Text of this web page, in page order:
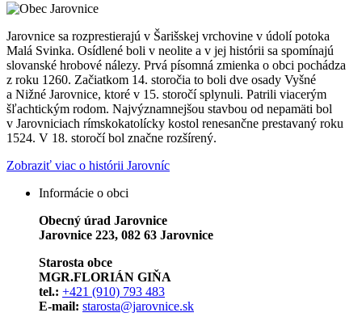
Jarovnice sa rozprestierajú v Šarišskej vrchovine v údolí potoka
Malá Svinka. Osídlené boli v neolite a v jej histórii sa spomínajú
slovanské hrobové nálezy. Prvá písomná zmienka o obci pochádza
z roku 1260. Začiatkom 14. storočia to boli dve osady Vyšné
a Nižné Jarovnice, ktoré v 15. storočí splynuli. Patrili viacerým
šľachtickým rodom. Najvýznamnejšou stavbou od nepamäti bol
v Jarovniciach rímskokatolícky kostol renesančne prestavaný roku
1524. V 18. storočí bol značne rozšírený.
Zobraziť viac o histórii Jarovníc
Informácie o obci
Obecný úrad Jarovnice
Jarovnice 223, 082 63 Jarovnice
Starosta obce
MGR.FLORIÁN GIŇA
tel.: +421 (910) 793 483
E-mail: starosta@jarovnice.sk